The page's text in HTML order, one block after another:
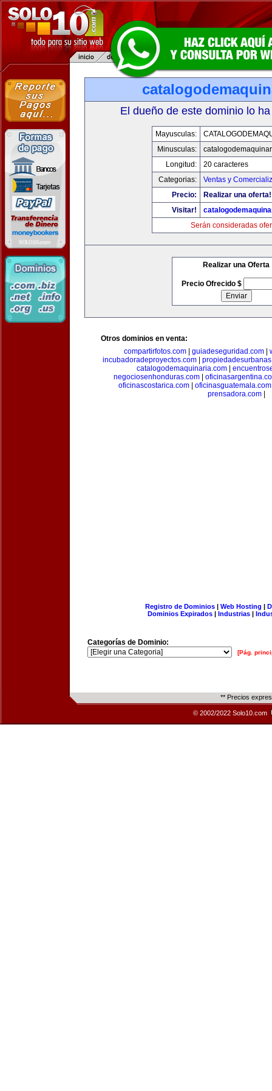
El dueño de este dominio lo
Mayusculas:
Minusculas:
Longitud:
20 caracteres
Categorias:
Ventas y
Precio:
Realizar una oferta!
Visitar!
Serán consideradas
Realizar una Oferta
Precio Ofrecido $
Otros dominios en venta:
compartirfotos.com| guiadeseguridad.com|
incubadoradeproyectos.com
catalogodemaquinaria.com|
negociosenhonduras.com
oficinascostarica.com
oficinasguatemala.com
prensadora.com|
Registro de Dominios| Web Hosting |
Dominios Expirados | Industrias |
Categorías de Dominio:
[Pág.
** Precios
© 2002/2022 Solo10.com